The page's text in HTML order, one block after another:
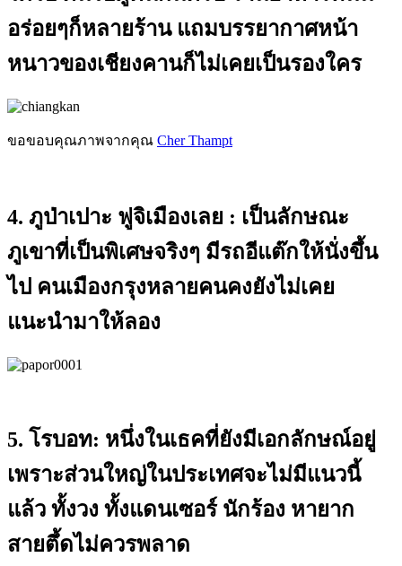
อร่อยๆก็หลายร้าน แถมบรรยากาศหน้า
หนาวของเชียงคานก็ไม่เคยเป็นรองใคร
ขอขอบคุณภาพจากคุณ Cher Thampt
4. ภูป่าเปาะ ฟูจิเมืองเลย : เป็นลักษณะ
ภูเขาที่เป็นพิเศษจริงๆ มีรถอีแต๊กให้นั่งขึ้น
ไป คนเมืองกรุงหลายคนคงยังไม่เคย
แนะนำมาให้ลอง
5. โรบอท: หนึ่งในเธคที่ยังมีเอกลักษณ์อยู่
เพราะส่วนใหญ่ในประเทศจะไม่มีแนวนี้
แล้ว ทั้งวง ทั้งแดนเซอร์ นักร้อง หายาก
สายตึ้ดไม่ควรพลาด